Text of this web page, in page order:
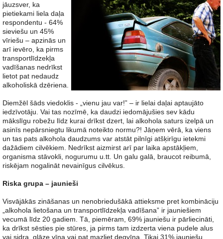
jāuzsver, ka
pietiekami liela daļa
respondentu - 64%
sieviešu un 45%
vīriešu – apzinās un
arī ievēro, ka pirms
transportlīdzekļa
vadīšanas nedrīkst
lietot pat nedaudz
alkoholiskā dzēriena.
Diemžēl šāds viedoklis - „vienu jau var!” – ir lielai daļai aptaujāto
iedzīvotāju. Vai tas nozīmē, ka daudzi iedomājušies sev kādu
mākslīgu robežu līdz kurai drīkst dzert, lai alkohola saturs izelpā un
asinīs nepārsniegtu likumā noteikto normu?! Jāņem vērā, ka viens
un tas pats alkohola daudzums var atstāt pilnīgi atšķirīgu ietekmi
dažādiem cilvēkiem. Nedrīkst aizmirst arī par laika apstākļiem,
organisma stāvokli, nogurumu u.tt. Un galu galā, braucot reibumā,
riskējam nogalināt nevainīgus cilvēkus.
Riska grupa – jaunieši
Visvājākās zināšanas un nenobriedušākā attieksme pret kombināciju
„alkohola lietošana un transportlīdzekļa vadīšana” ir jauniešiem
vecumā līdz 20 gadiem. Tā, piemēram, 69% jauniešu ir pārliecināti,
ka drīkst sēsties pie stūres, ja pirms tam izdzerta viena pudele alus
vai sidra, glāze vīna vai pat mazliet degvīna. Tikai 31% jauniešu